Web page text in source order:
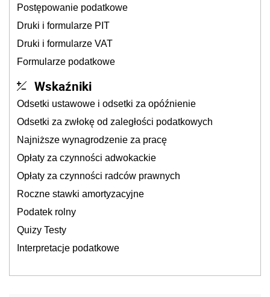
Postępowanie podatkowe
Druki i formularze PIT
Druki i formularze VAT
Formularze podatkowe
Wskaźniki
Odsetki ustawowe i odsetki za opóźnienie
Odsetki za zwłokę od zaległości podatkowych
Najniższe wynagrodzenie za pracę
Opłaty za czynności adwokackie
Opłaty za czynności radców prawnych
Roczne stawki amortyzacyjne
Podatek rolny
Quizy Testy
Interpretacje podatkowe